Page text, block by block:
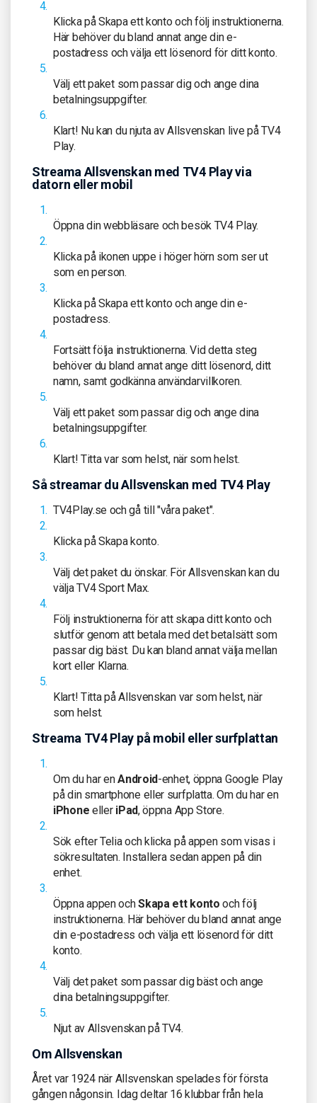
Klicka på Skapa ett konto och följ instruktionerna.
Här behöver du bland annat ange din e-
postadress och välja ett lösenord för ditt konto.
Välj ett paket som passar dig och ange dina
betalningsuppgifter.
Klart! Nu kan du njuta av Allsvenskan live på TV4
Play.
Streama Allsvenskan med TV4 Play via
datorn eller mobil
Öppna din webbläsare och besök TV4 Play.
Klicka på ikonen uppe i höger hörn som ser ut
som en person.
Klicka på Skapa ett konto och ange din e-
postadress.
Fortsätt följa instruktionerna. Vid detta steg
behöver du bland annat ange ditt lösenord, ditt
namn, samt godkänna användarvillkoren.
Välj ett paket som passar dig och ange dina
betalningsuppgifter.
Klart! Titta var som helst, när som helst.
Så streamar du Allsvenskan med TV4 Play
TV4Play.se och gå till "våra paket".
Klicka på Skapa konto.
Välj det paket du önskar. För Allsvenskan kan du
välja TV4 Sport Max.
Följ instruktionerna för att skapa ditt konto och
slutför genom att betala med det betalsätt som
passar dig bäst. Du kan bland annat välja mellan
kort eller Klarna.
Klart! Titta på Allsvenskan var som helst, när
som helst.
Streama TV4 Play på mobil eller surfplattan
Om du har enAndroid-enhet, öppna Google Play
på din smartphone eller surfplatta. Om du har en
iPhone eller iPad, öppna App Store.
Sök efter Telia och klicka på appen som visas i
sökresultaten. Installera sedan appen på din
enhet.
Öppna appen ochSkapa ett konto och följ
instruktionerna. Här behöver du bland annat ange
din e-postadress och välja ett lösenord för ditt
konto.
Välj det paket som passar dig bäst och ange
dina betalningsuppgifter.
Njut av Allsvenskan på TV4.
Om Allsvenskan
Året var 1924 när Allsvenskan spelades för första
gången någonsin. Idag deltar 16 klubbar från hela